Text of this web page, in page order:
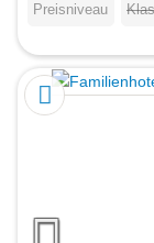
Preisniveau